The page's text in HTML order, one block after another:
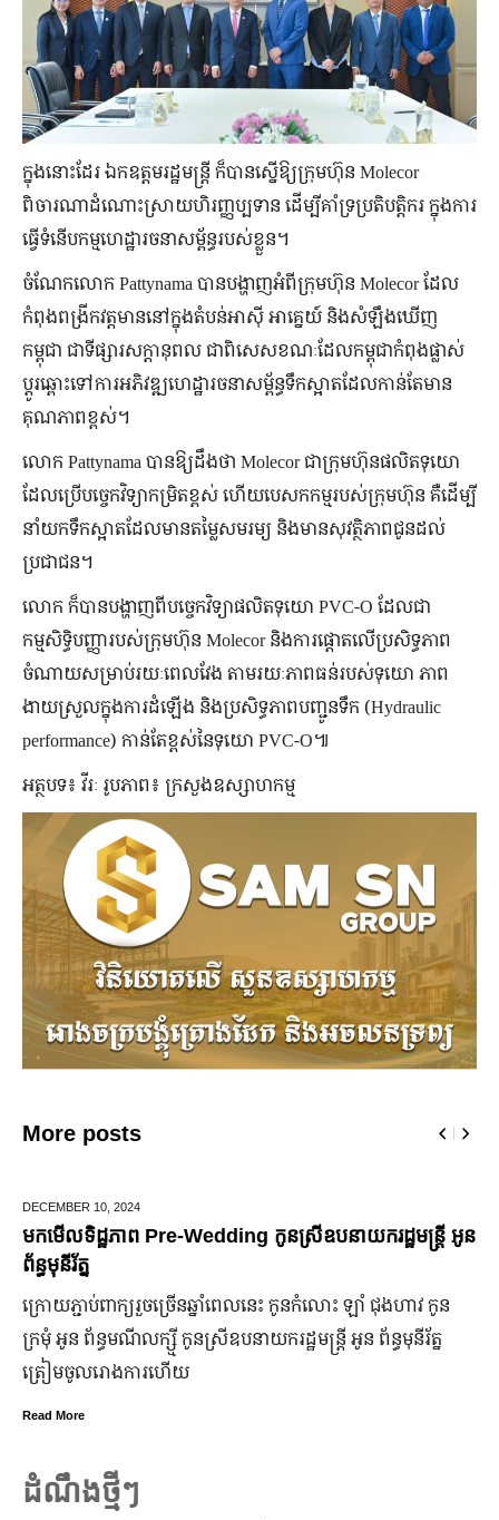
ក្នុងនោះដែរ​ ឯកឧត្ដមរដ្ឋមន្ត្រី ក៏បានស្នើឱ្យក្រុមហ៊ុន Molecor
ពិចារណាដំណោះស្រាយហិរញ្ញប្បទាន ដើម្បីគាំទ្រប្រតិបត្តិករ ក្នុងការ
ធ្វើទំនើបកម្មហេដ្ឋារចនាសម្ព័ន្ធរបស់ខ្លួន។
ចំណែកលោក Pattynama បានបង្ហាញអំពីក្រុមហ៊ុន Molecor ដែល
កំពុងពង្រីកវត្តមាននៅក្នុងតំបន់​​អាស៊ី អាគ្នេយ៍ និងសំឡឹងឃើញ
កម្ពុជា ជាទីផ្សារសក្តានុពល ជាពិសេសខណៈដែលកម្ពុជាកំពុងផ្លាស់
ប្ដូរឆ្ពោះទៅការអភិវឌ្ឍហេដ្ឋា​រចនា​សម្ព័ន្ធទឹកស្អាតដែលកាន់តែមាន
គុណភាពខ្ពស់។
លោក Pattynama បានឱ្យដឹងថា Molecor ជាក្រុមហ៊ុនផលិតទុយោ
ដែលប្រើបច្ចេកវិទ្យាកម្រិតខ្ពស់ ហើយបេសកកម្មរបស់ក្រុមហ៊ុន គឺដើម្បី
នាំយកទឹកស្អាតដែលមានតម្លៃសមរម្យ និងមានសុវត្ថិភាព​ជូន​ដល់​
ប្រជាជន។
លោក ក៏បានបង្ហាញពីបច្ចេកវិទ្យាផលិតទុយោ PVC-O ដែលជា
កម្មសិទ្ធិបញ្ញារបស់ក្រុមហ៊ុន Molecor និងការផ្តោតលើប្រសិទ្ធភាព
ចំណាយសម្រាប់រយៈពេលវែង តាមរយៈភាពធន់របស់ទុយោ ភាព
ងាយស្រួលក្នុងការដំឡើង និងប្រសិទ្ធភាពបញ្ជូនទឹក (Hydraulic
performance) កាន់តែខ្ពស់នៃទុយោ PVC-O៕
អត្ថបទ៖ វីរៈ រូបភាព៖ ក្រសួងឧស្សាហកម្ម
More posts
តី អូន
កូន
JUNE 25,2024
មកដឹងប្រាក់ចំណេញសុទ្ធរបស់ក្រុមហ៊ុន Ford ពីឆ្នាំ២០
ឆ្នាំ២០២៤
ក្រុមហ៊ុន Ford Motor ទទួលប្រាក់ចំណេញសរុបប្រចាំឆ្នាំមានកា
ឡើង បើទោះបីវិបត្តិសេដ្ឋកិច្ចពិភពលោកមិនទាន់មានស្ថានភាព
ប្រសើរ។
Read More
ដំណឹងថ្មីៗ